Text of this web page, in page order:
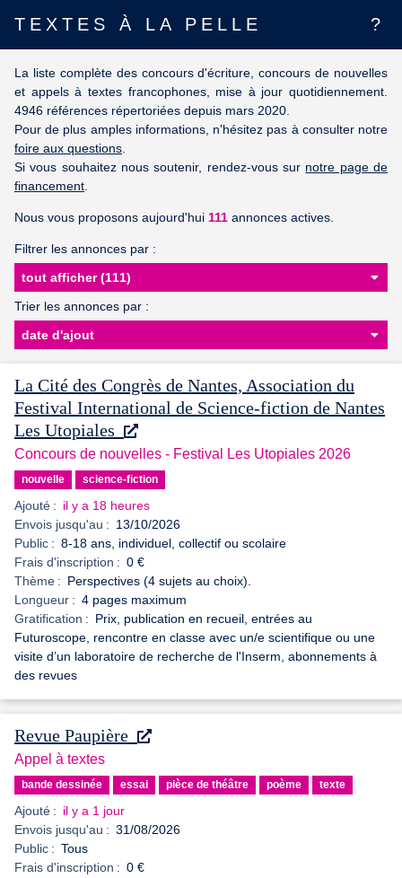
TEXTES À LA PELLE ?
La liste complète des concours d'écriture, concours de nouvelles
et appels à textes francophones, mise à jour quotidiennement.
4946 références répertoriées depuis mars 2020.
Pour de plus amples informations, n'hésitez pas à consulter notre
foire aux questions
Si vous souhaitez nous soutenir, rendez-vous sur notre page de
financement
Nous vous proposons aujourd'hui 111 annonces actives.
Filtrer les annonces par :
Trier les annonces par :
La Cité des Congrès de Nantes, Association du
Festival International de Science-fiction de Nantes
Les Utopiales
Concours de nouvelles - Festival Les Utopiales 2026
nouvelle science-fiction
Ajouté : il y a 18 heures
Envois jusqu'au : 13/10/2026
Public : 8-18 ans, individuel, collectif ou scolaire
Frais d'inscription : 0 €
Thème : Perspectives (4 sujets au choix).
Longueur : 4 pages maximum
Gratification : Prix, publication en recueil, entrées au
Futuroscope, rencontre en classe avec un/e scientifique ou une
visite d’un laboratoire de recherche de l'Inserm, abonnements à
des revues
Revue Paupière
Appel à textes
bande dessinée essai pièce de théâtre poème texte
Ajouté : il y a 1 jour
Envois jusqu'au : 31/08/2026
Public : Tous
Frais d'inscription : 0 €